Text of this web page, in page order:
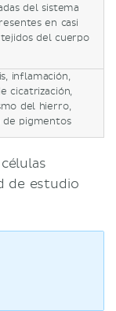
del sistema
en casi
del cuerpo
inflamación,
cicatrización,
del hierro,
de pigmentos
de estudio